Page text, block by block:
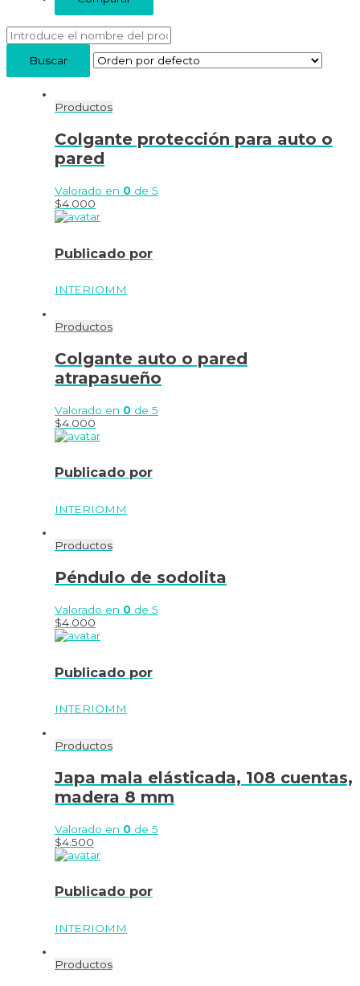
Productos
Colgante protección para auto o
pared
Valorado en 0 de 5
$4.000
Publicado por
INTERIOMM
Productos
Colgante auto o pared
atrapasueño
Valorado en 0 de 5
$4.000
Publicado por
INTERIOMM
Productos
Péndulo de sodolita
Valorado en 0 de 5
$4.000
Publicado por
INTERIOMM
Productos
Japa mala elásticada, 108 cuentas,
madera 8 mm
Valorado en 0 de 5
$4.500
Publicado por
INTERIOMM
Productos